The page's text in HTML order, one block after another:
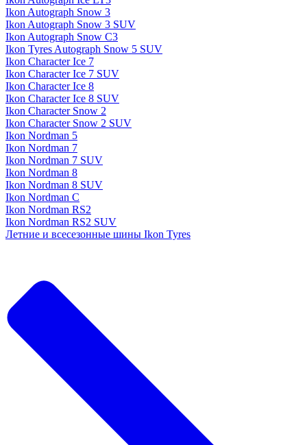
Ikon Autograph Snow 3
Ikon Autograph Snow 3 SUV
Ikon Autograph Snow C3
Ikon Tyres Autograph Snow 5 SUV
Ikon Character Ice 7
Ikon Character Ice 7 SUV
Ikon Character Ice 8
Ikon Character Ice 8 SUV
Ikon Character Snow 2
Ikon Character Snow 2 SUV
Ikon Nordman 5
Ikon Nordman 7
Ikon Nordman 7 SUV
Ikon Nordman 8
Ikon Nordman 8 SUV
Ikon Nordman C
Ikon Nordman RS2
Ikon Nordman RS2 SUV
Летние и всесезонные шины Ikon Tyres